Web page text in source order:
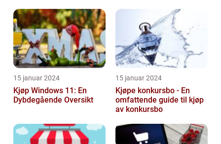
15 januar 2024
Kjøp Windows 11: En
Dybdegående Oversikt
15 januar 2024
Kjøpe konkursbo - En
omfattende guide til kjøp
av konkursbo